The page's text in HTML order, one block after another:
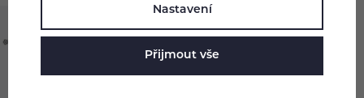
Nastavení
Přijmout vše